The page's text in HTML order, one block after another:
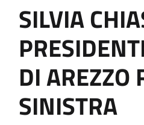
SILVIA
DI AREZZO
SINISTRA